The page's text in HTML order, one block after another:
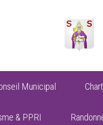
Municipal
& PPRI